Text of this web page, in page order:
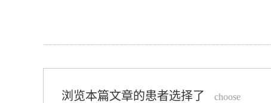
浏览本篇文章的患者选择了 choose